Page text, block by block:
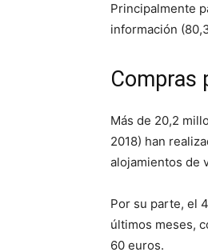
Principalmente
información
Compras
Más de 20,2
2018) han
alojamientos de
Por su parte, el
últimos meses,
60 euros.